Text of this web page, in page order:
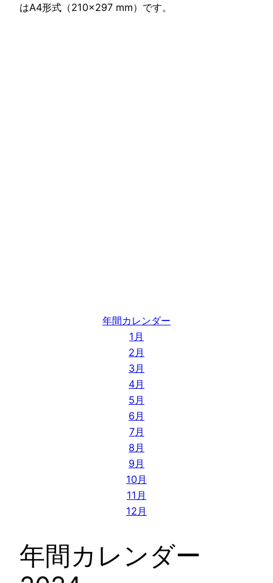
はA4形式（210×297 mm）です。
年間カレンダー
1月
2月
3月
4月
5月
6月
7月
8月
9月
10月
11月
12月
年間カレンダー